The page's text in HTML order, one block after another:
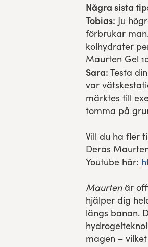
Några sista
Tobias: Ju
förbrukar
kolhydrater
Maurten Gel
Sara: Testa
var
märktes till
tomma på
Vill du ha fler
Deras
Youtube här:
Maurtenär
hjälper dig
längs banan.
magen –